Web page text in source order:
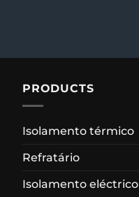
PRODUCTS
Isolamento térmico
Refratário
Isolamento eléctrico